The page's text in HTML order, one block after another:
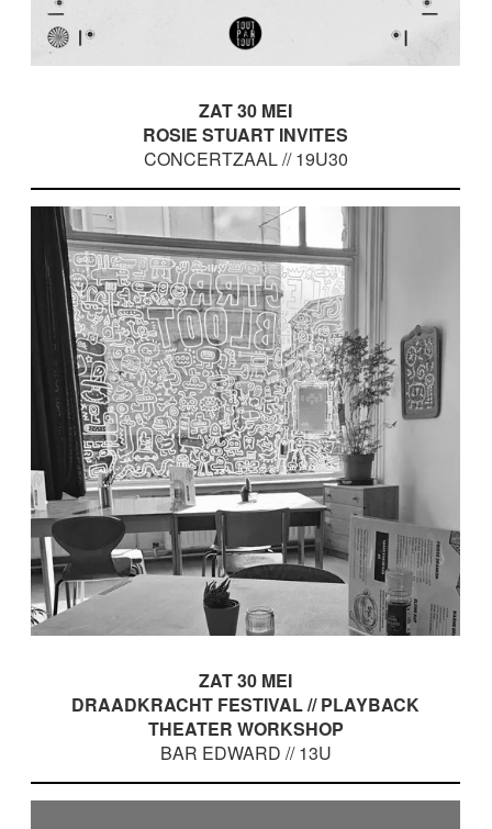
ZAT 30 MEI
ROSIE STUART INVITES
CONCERTZAAL // 19U30
ZAT 30 MEI
DRAADKRACHT FESTIVAL // PLAYBACK
THEATER WORKSHOP
BAR EDWARD // 13U